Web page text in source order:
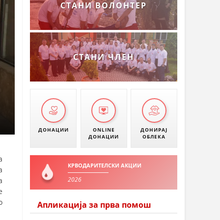
СТАНИ ВОЛОНТЕР
СТАНИ ЧЛЕН
ДОНАЦИИ
ONLINE
ДОНАЦИИ
ДОНИРАЈ
ОБЛЕКА
КРВОДАРИТЕЛСКИ АКЦИИ
2026
Апликација за прва помош